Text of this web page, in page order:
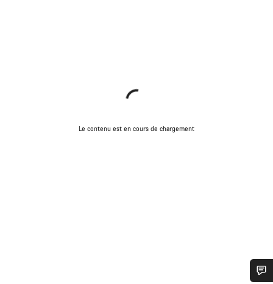
Le contenu est en cours de chargement